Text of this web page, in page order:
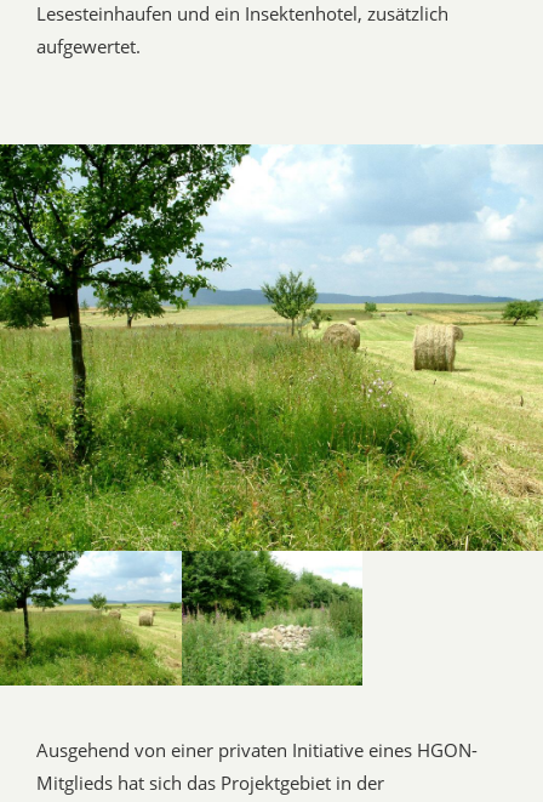
Lesesteinhaufen und ein Insektenhotel, zusätzlich
aufgewertet.
Ausgehend von einer privaten Initiative eines HGON-
Mitglieds hat sich das Projektgebiet in der